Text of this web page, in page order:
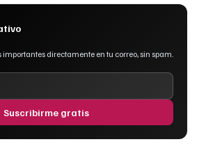
directamente en tu correo, sin spam.
Suscribirme gratis